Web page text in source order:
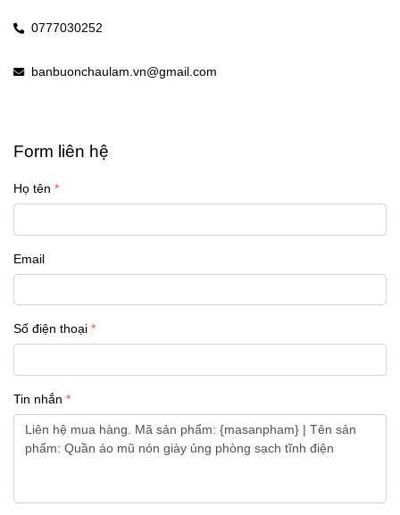
0777030252
banbuonchaulam.vn@gmail.com
Form liên hệ
Họ tên
Email
Số điện thoại
Tin nhắn